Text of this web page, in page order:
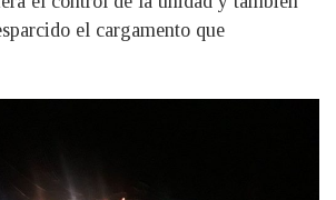
el cargamento que